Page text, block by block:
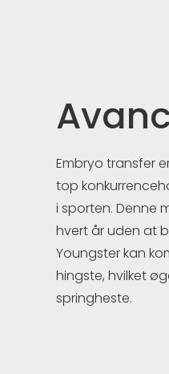
Embryo transfer
top
i sporten. Denne
hvert år uden at
Youngster kan
hingste, hvilket
springheste.